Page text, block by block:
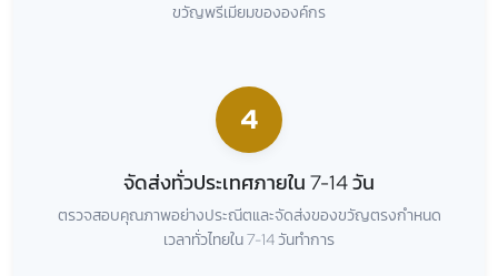
ขวัญพรีเมียมขององค์กร
4
จัดส่งทั่วประเทศภายใน 7-14 วัน
ตรวจสอบคุณภาพอย่างประณีตและจัดส่งของขวัญตรงกำหนด
เวลาทั่วไทยใน 7-14 วันทำการ